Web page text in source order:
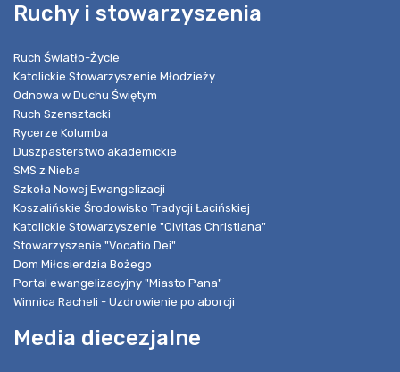
Ruchy i stowarzyszenia
Ruch Światło-Życie
Katolickie Stowarzyszenie Młodzieży
Odnowa w Duchu Świętym
Ruch Szensztacki
Rycerze Kolumba
Duszpasterstwo akademickie
SMS z Nieba
Szkoła Nowej Ewangelizacji
Koszalińskie Środowisko Tradycji Łacińskiej
Katolickie Stowarzyszenie "Civitas Christiana"
Stowarzyszenie "Vocatio Dei"
Dom Miłosierdzia Bożego
Portal ewangelizacyjny "Miasto Pana"
Winnica Racheli - Uzdrowienie po aborcji
Media diecezjalne